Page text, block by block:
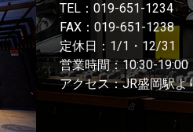
TEL： 019-651-1234
FAX：019-651-1238
定休日：1/1・12/31
営業時間：10:30-19:00
アクセス：JR盛岡駅よ